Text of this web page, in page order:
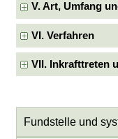
V. Art, Umfang
VI. Verfahren
VII. Inkrafttreten
Fundstelle und